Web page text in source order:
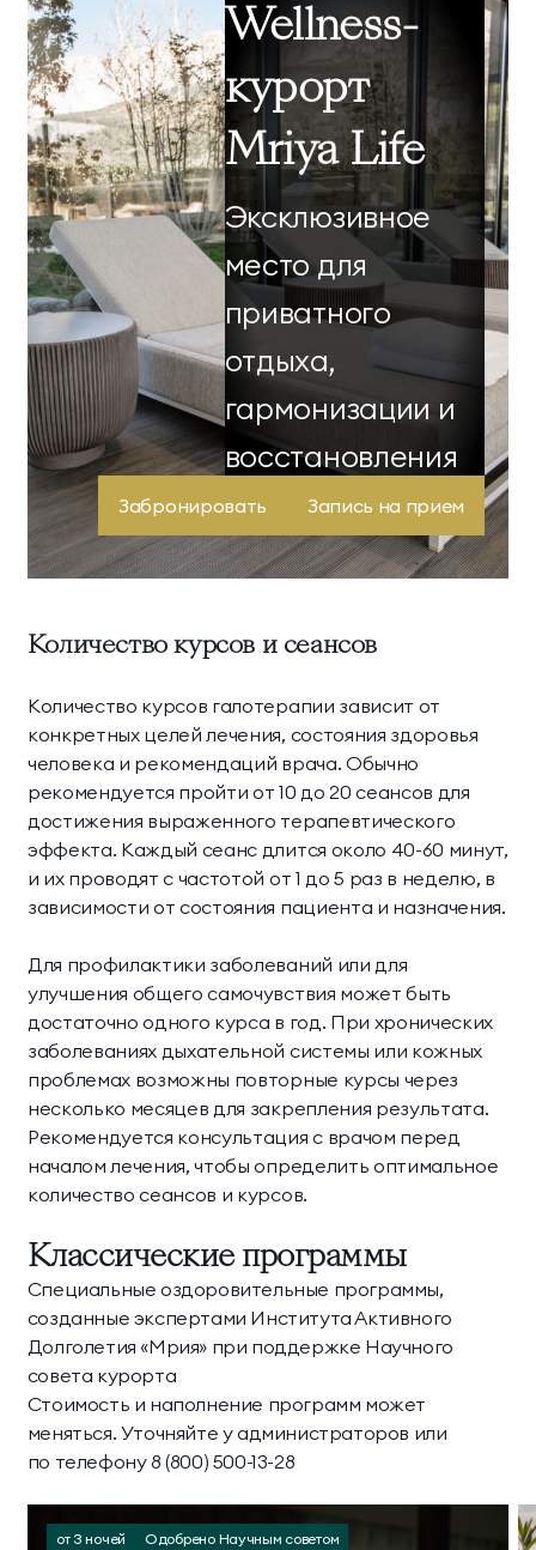
Wellness-
курорт
Mriya Life
Эксклюзивное
место для
приватного
отдыха,
гармонизации и
восстановления
здоровья.
Забронировать Запись на прием
Количество курсов и сеансов
Количество курсов галотерапии зависит от
конкретных целей лечения, состояния здоровья
человека и рекомендаций врача. Обычно
рекомендуется пройти от 10 до 20 сеансов для
достижения выраженного терапевтического
эффекта. Каждый сеанс длится около 40-60 минут,
и их проводят с частотой от 1 до 5 раз в неделю, в
зависимости от состояния пациента и назначения.
Для профилактики заболеваний или для
улучшения общего самочувствия может быть
достаточно одного курса в год. При хронических
заболеваниях дыхательной системы или кожных
проблемах возможны повторные курсы через
несколько месяцев для закрепления результата.
Рекомендуется консультация с врачом перед
началом лечения, чтобы определить оптимальное
количество сеансов и курсов.
Классические программы
Специальные оздоровительные программы,
созданные экспертами Института Активного
Долголетия «Мрия» при поддержке Научного
совета курорта
Стоимость и наполнение программ может
меняться. Уточняйте у администраторов или
по телефону 8 (800) 500-13-28
от 3 ночей Одобрено Научным советом